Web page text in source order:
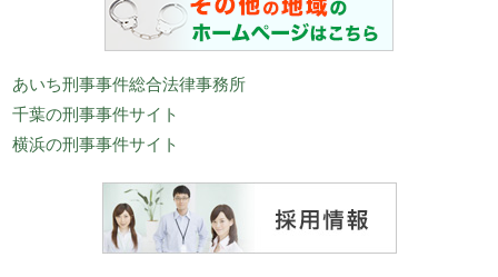
あいち刑事事件総合法律事務所
千葉の刑事事件サイト
横浜の刑事事件サイト